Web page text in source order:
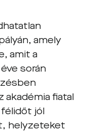
amely
amit a
során
akadémia fiatal
félidőt jól
helyzeteket